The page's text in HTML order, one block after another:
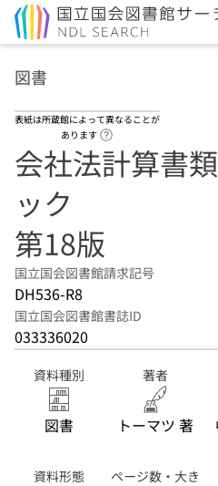
図書
表紙は所蔵館によって異なることが
あります
会社法計算書
ック
第18版
国立国会図書館請求記号
DH536-R8
国立国会図書館書誌ID
033336020
資料種別
図書
著者
トーマツ 著
資料形態
ページ数・大き